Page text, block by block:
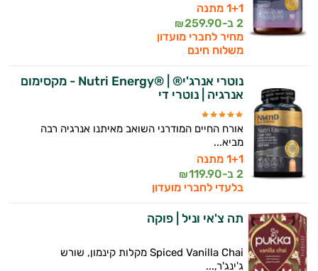
1+1 מתנה
2 ב-
259.90
₪
מחיר לחברי מועדון
משלוח חינם
נוטרי אנרג'י® | ®Nutri Energy - מקסימום
אנרגיה | נוטרי די
אורח החיים המודרני השואב מאיתנו אנרגיה רבה
מביא...
1+1 מתנה
2 ב-
119.90
₪
בלעדי לחברי מועדון
תה צ'אי וניל | פוקה
Spiced Vanilla Chai מקלות קינמון, שורש
ג'ינג'ר,...